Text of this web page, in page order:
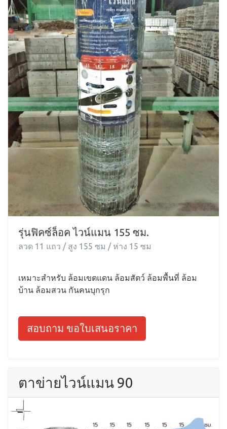
รุ่นฟิคซ์ล็อค ไวน์แมน 155 ซม.
ลวด 11 แถว / สูง 155 ซม / ห่าง 15 ซม
เหมาะสำหรับ ล้อมเขตแดน ล้อมสัตว์ ล้อมพื้นที่ ล้อม
บ้าน ล้อมสวน กันคนบุกรุก
สอบถาม ขอใบเสนอราคา
ตาข่ายไวน์แมน 90